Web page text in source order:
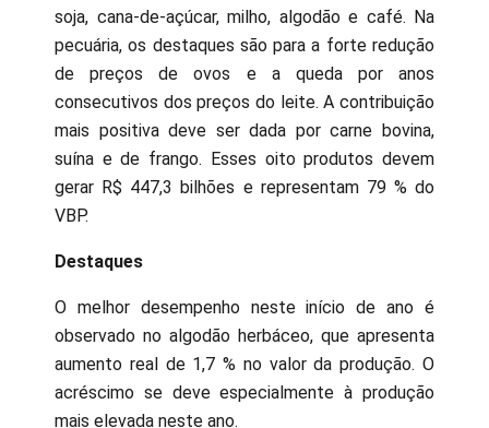
soja, cana-de-açúcar, milho, algodão e café. Na
pecuária, os destaques são para a forte redução
de preços de ovos e a queda por anos
consecutivos dos preços do leite. A contribuição
mais positiva deve ser dada por carne bovina,
suína e de frango. Esses oito produtos devem
gerar R$ 447,3 bilhões e representam 79 % do
VBP.
Destaques
O melhor desempenho neste início de ano é
observado no algodão herbáceo, que apresenta
aumento real de 1,7 % no valor da produção. O
acréscimo se deve especialmente à produção
mais elevada neste ano.